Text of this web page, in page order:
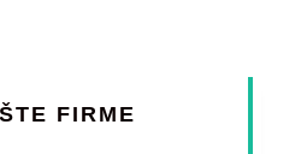
FIRME